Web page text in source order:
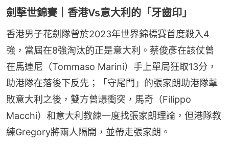
劍擊世錦賽｜香港Vs意大利的「牙齒印」
香港男子花劍隊曾於2023年世界錦標賽首度殺入4
強，當屆在8強淘汰的正是意大利。蔡俊彥在該仗曾
在馬連尼（Tommaso Marini）手上單局狂取13分，
助港隊在落後下反先；「守尾門」的張家朗助港隊擊
敗意大利之後，雙方曾爆衝突，馬奇（Filippo
Macchi）和意大利教練一度找張家朗理論，但港隊教
練Gregory將兩人隔開，並帶走張家朗。